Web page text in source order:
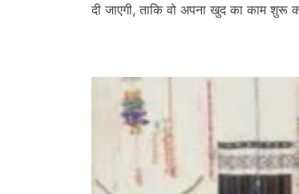
दी जाएगी, ताकि वो अपना खुद का काम